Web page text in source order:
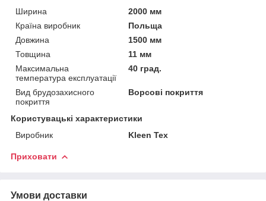
Ширина
2000 мм
Країна виробник
Польща
Довжина
1500 мм
Товщина
11 мм
Максимальна
температура експлуатації
40 град.
Вид брудозахисного
покриття
Ворсові покриття
Користувацькі характеристики
Виробник
Kleen Tex
Приховати
Умови доставки